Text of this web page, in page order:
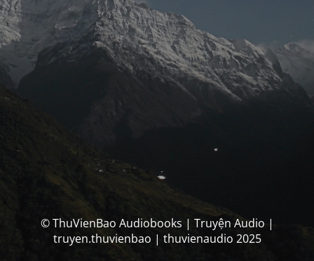
© ThuVienBao Audiobooks | Truyện Audio |
truyen.thuvienbao | thuvienaudio 2025